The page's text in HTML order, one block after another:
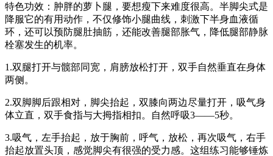
特色功效：肿胖的萝卜腿，要想瘦下来难度很高。半脚尖式是
降服它的有用动作，不仅修饰小腿曲线，刺激下半身血液循
环，还可以预防腿肚抽筋，还能改善腿部胀气，降低腿部静脉
栓塞发生的机率。
1.双腿打开与髋部同宽，肩膀放松打开，双手自然垂直在身体
两侧。
2.双脚脚后跟相对，脚尖抬起，双膝向两边尽量打开，吸气身
体立直，双手食指与大拇指相扣。自然呼吸3——5秒。
3.吸气，左手抬起，放于胸前，呼气，放松，再次吸气，右手
抬起放置头顶，感觉脚尖有很强的受力感。这组练习能够锤炼